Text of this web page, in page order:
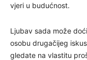
vjeri u budućnost.
Ljubav sada može
osobu drugačijeg
gledate na vlastitu